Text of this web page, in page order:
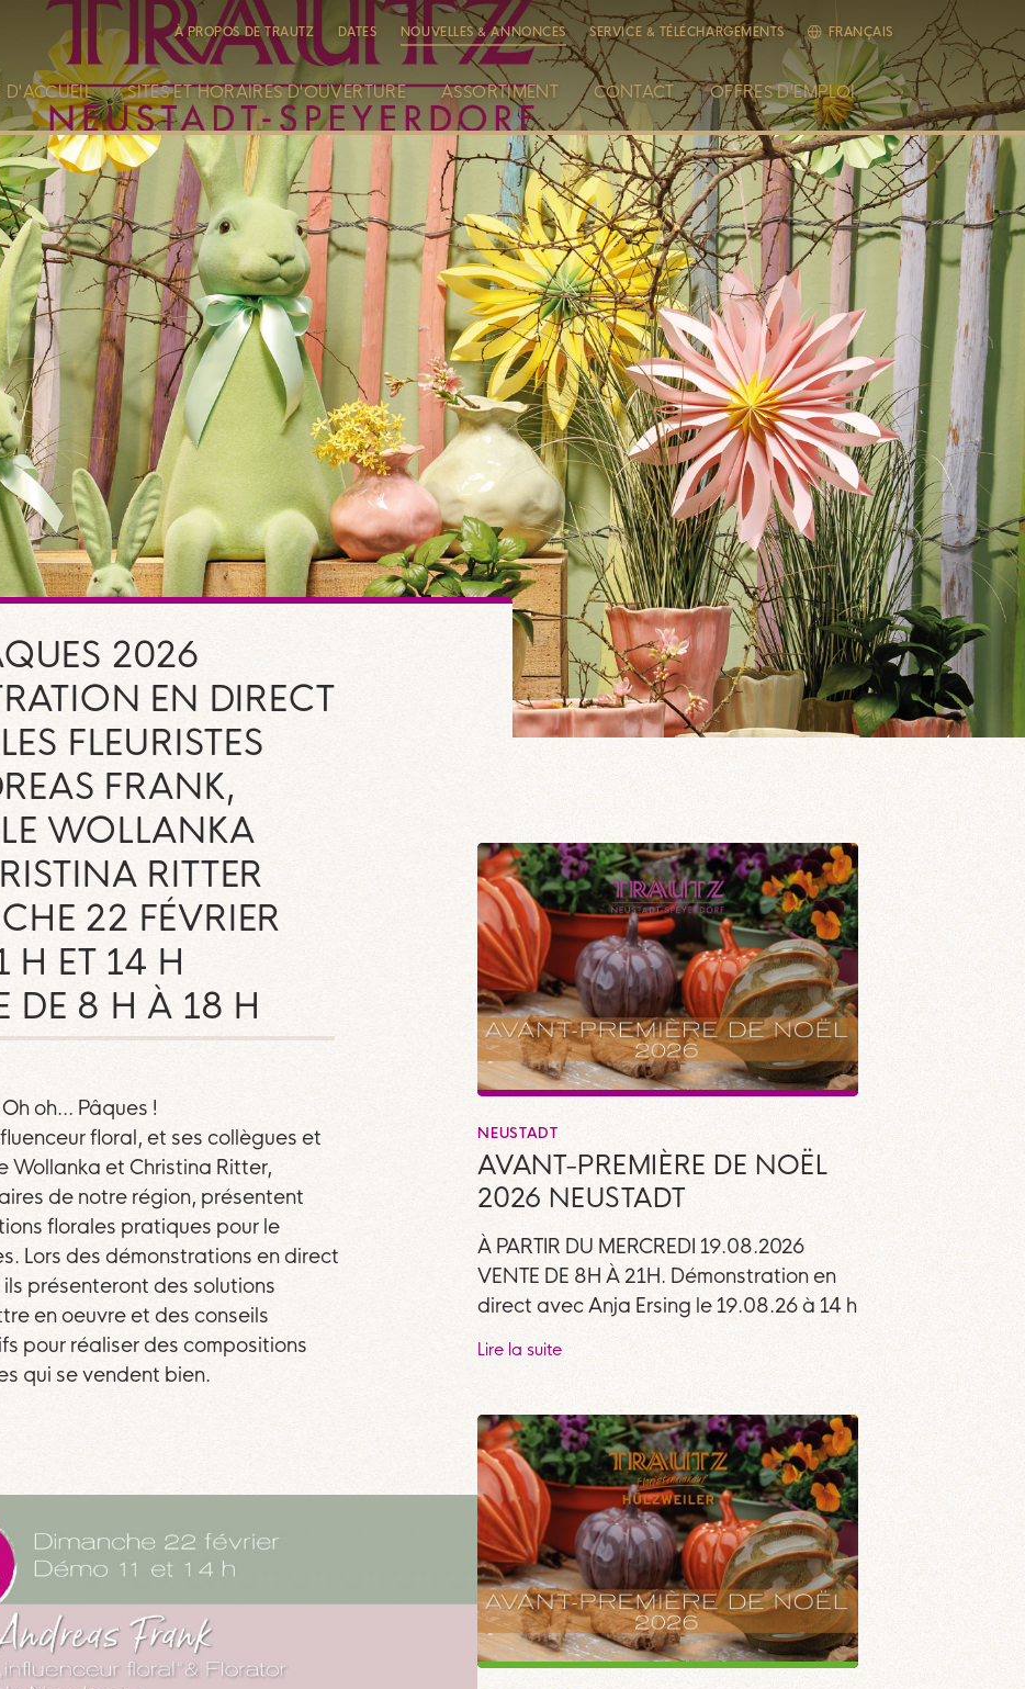
À PROPOS DE TRAUTZ DATES NOUVELLES & ANNONCES SERVICE & TÉLÉCHARGEMENTS FRANÇAIS
D'ACCUEIL SITES ET HORAIRES D'OUVERTURE ASSORTIMENT CONTACT OFFRES D'EMPLOI
2026
EN DIRECT
FLEURISTES
FRANK,
WOLLANKA
RITTER
22 FÉVRIER
H ET 14 H
DE 8 H À 18 H
Oh oh... Pâques !
floral, et ses collègues et
Wollanka et Christina Ritter,
de notre région, présentent
florales pratiques pour le
Lors des démonstrations en direct
ils présenteront des solutions
en oeuvre et des conseils
pour réaliser des compositions
qui se vendent bien.
NEUSTADT
AVANT-PREMIÈRE DE NOËL
2026 NEUSTADT
À PARTIR DU MERCREDI 19.08.2026
VENTE DE 8H À 21H. Démonstration en
direct avec Anja Ersing le 19.08.26 à 14 h
Lire la suite